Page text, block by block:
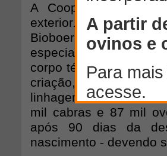
A Coopercarnes vai
exterior. A principal
Bioboer 7/8, com
especiais e
corpo técnico da
criação,
linhagem. Para isso,
mil cabras e 87 mil
após 90 dias da
nascimento - devendo